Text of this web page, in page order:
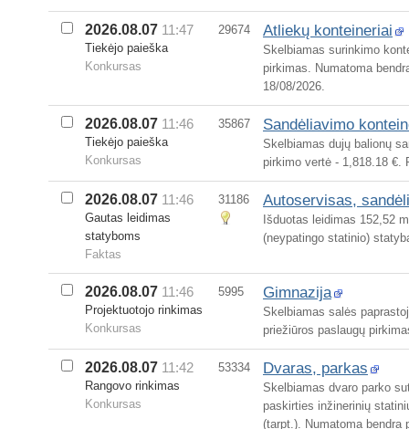
2026.08.07 11:47
Tiekėjo paieška
Konkursas
29674 Atliekų konteineriai
Skelbiamas surinkimo
pirkimas. Numatoma
18/08/2026.
2026.08.07 11:46
Tiekėjo paieška
Konkursas
35867 Sandėliavimo
Skelbiamas dujų balionų
pirkimo vertė - 1,818.18 €.
2026.08.07 11:46
Gautas leidimas
statyboms
Faktas
31186 Autoservisas,
Išduotas leidimas 152,52
(neypatingo statinio)
2026.08.07 11:46
Projektuotojo rinkimas
Konkursas
5995 Gimnazija
Skelbiamas salės
priežiūros paslaugų
2026.08.07 11:42
Rangovo rinkimas
Konkursas
53334 Dvaras, parkas
Skelbiamas dvaro parko
paskirties inžinerinių
(tarpt.). Numatoma bendra